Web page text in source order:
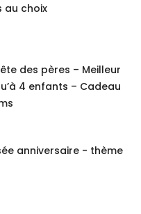
au choix
des pères – Meilleur
4 enfants – Cadeau
anniversaire - thème